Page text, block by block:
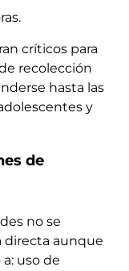
críticos para
recolección
hasta las
y
de
no se
aunque
uso de